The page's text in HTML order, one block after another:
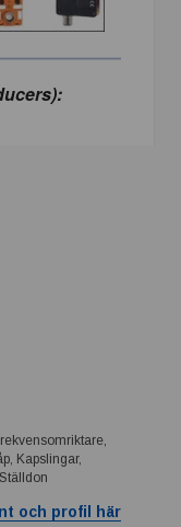
Kapslingar,
och profil här